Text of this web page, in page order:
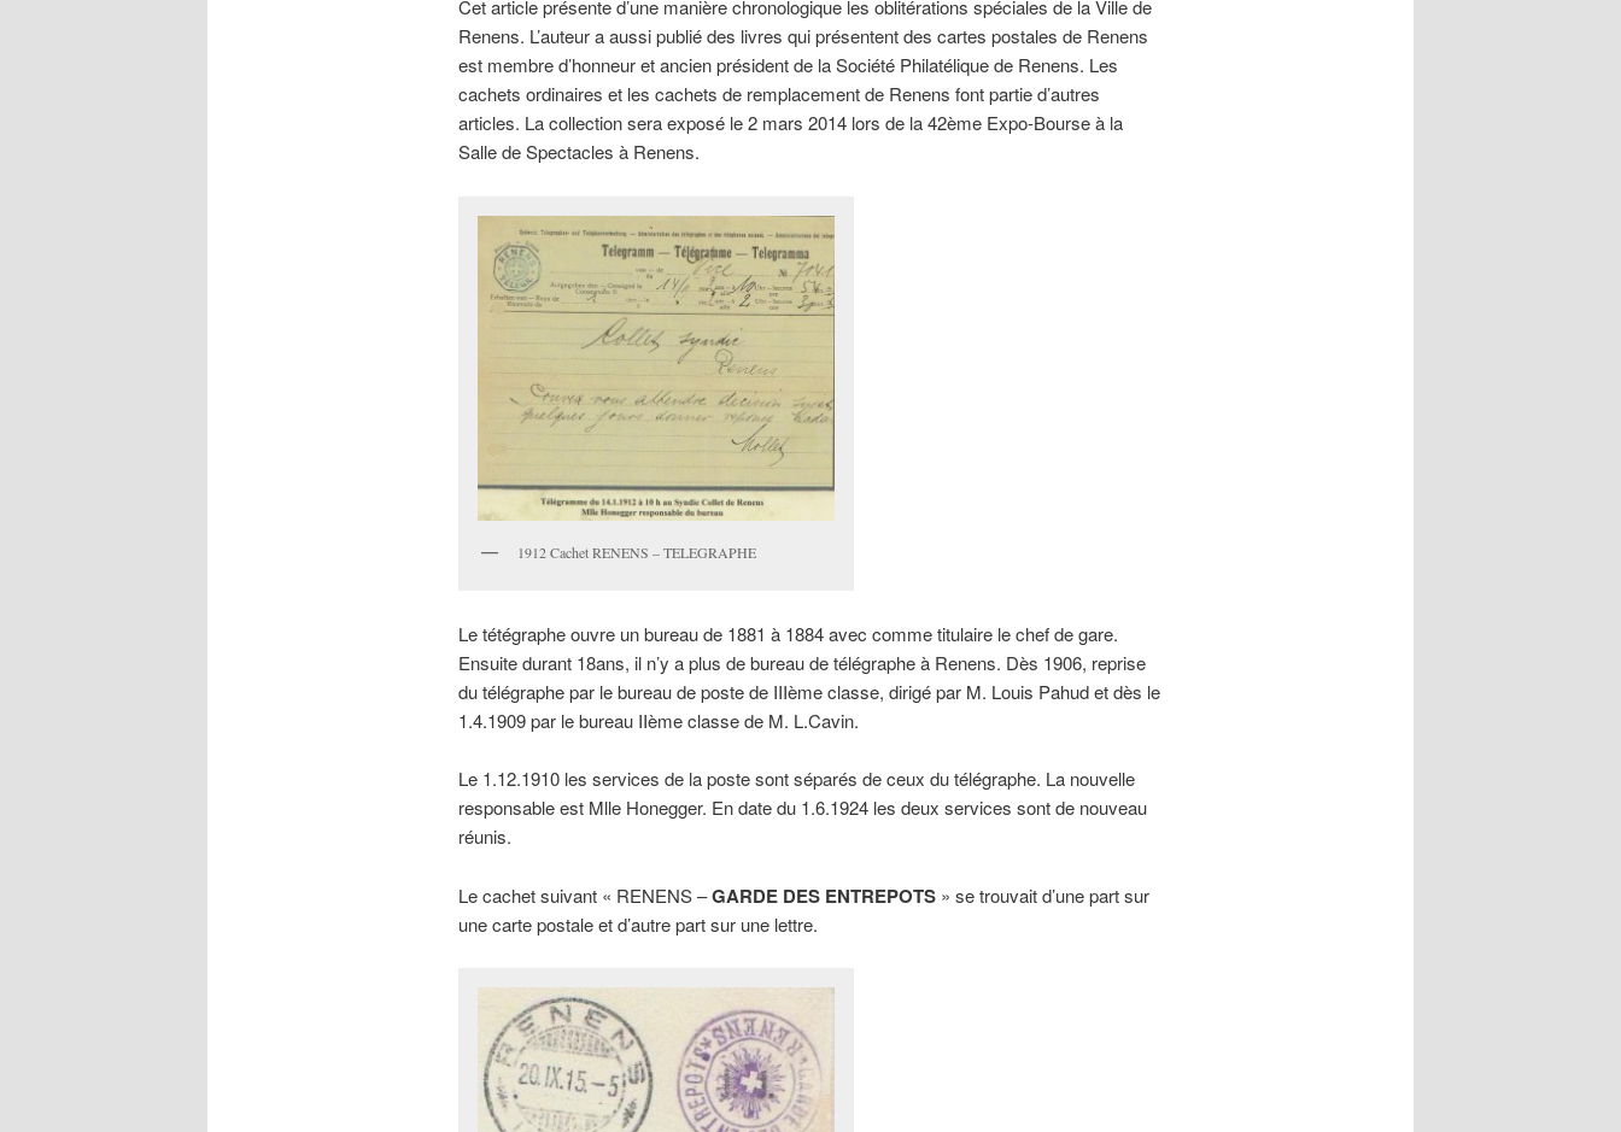
Cet article présente d’une manière chronologique les oblitérations spéciales de la Ville de
Renens. L’auteur a aussi publié des livres qui présentent des cartes postales de Renens
est membre d’honneur et ancien président de la Société Philatélique de Renens. Les
cachets ordinaires et les cachets de remplacement de Renens font partie d’autres
articles. La collection sera exposé le 2 mars 2014 lors de la 42ème Expo-Bourse à la
Salle de Spectacles à Renens.
1912 Cachet RENENS – TELEGRAPHE
Le tétégraphe ouvre un bureau de 1881 à 1884 avec comme titulaire le chef de gare.
Ensuite durant 18ans, il n’y a plus de bureau de télégraphe à Renens. Dès 1906, reprise
du télégraphe par le bureau de poste de IIIème classe, dirigé par M. Louis Pahud et dès le
1.4.1909 par le bureau IIème classe de M. L.Cavin.
Le 1.12.1910 les services de la poste sont séparés de ceux du télégraphe. La nouvelle
responsable est Mlle Honegger. En date du 1.6.1924 les deux services sont de nouveau
réunis.
Le cachet suivant « RENENS –GARDE DES ENTREPOTS» se trouvait d’une part sur
une carte postale et d’autre part sur une lettre.